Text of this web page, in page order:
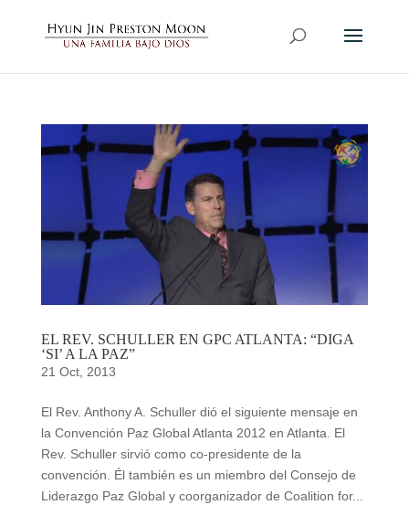
EL REV. SCHULLER EN GPC ATLANTA: “DIGA
‘SI’ A LA PAZ”
21 Oct, 2013
El Rev. Anthony A. Schuller dió el siguiente mensaje en
la Convención Paz Global Atlanta 2012 en Atlanta. El
Rev. Schuller sirvió como co-presidente de la
convención. Él también es un miembro del Consejo de
Liderazgo Paz Global y coorganizador de Coalition for...